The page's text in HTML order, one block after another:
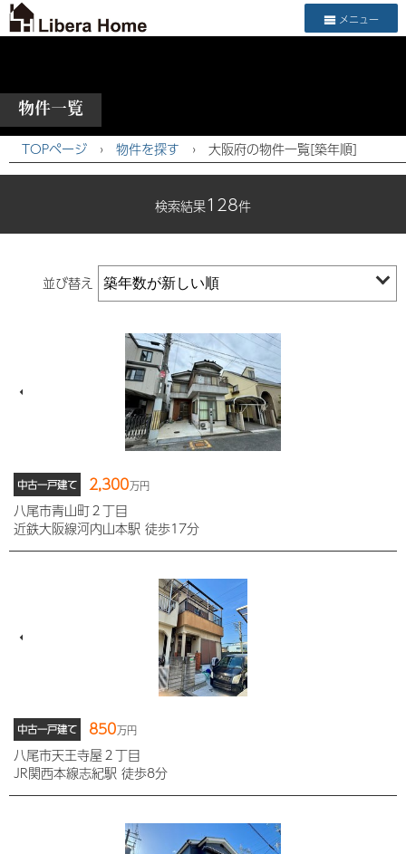
メニュー
物件一覧
TOPページ › 物件を探す › 大阪府の物件一覧[築年順]
検索結果128件
並び替え
中古一戸建て 2,300万円
八尾市青山町２丁目
近鉄大阪線河内山本駅 徒歩17分
中古一戸建て 850万円
八尾市天王寺屋２丁目
JR関西本線志紀駅 徒歩8分